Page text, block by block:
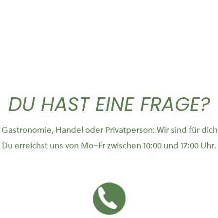
DU HAST EINE FRAGE?
Handel oder Privatperson: Wir sind für
Du erreichst uns von Mo–Fr zwischen 10:00 und 17:00 Uhr.